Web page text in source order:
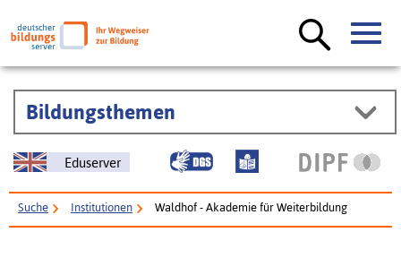
Bildungsthemen
Eduserver
Suche Institutionen Waldhof - Akademie für Weiterbildung